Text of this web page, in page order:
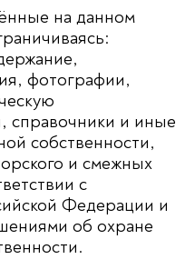
на данном
фотографии,
справочники и иные
собственности,
и смежных
с
Федерации и
об охране